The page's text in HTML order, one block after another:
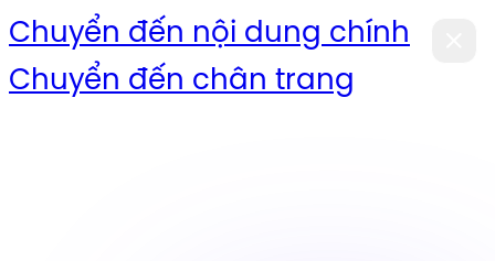
Chuyển đến nội dung chính
Chuyển đến chân trang